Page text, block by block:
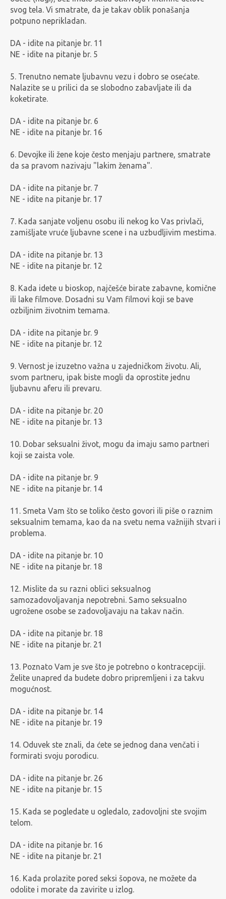
svog tela. Vi smatrate, da je takav oblik ponašanja
potpuno neprikladan.
DA - idite na pitanje br. 11
NE - idite na pitanje br. 5
5. Trenutno nemate ljubavnu vezu i dobro se osećate.
Nalazite se u prilici da se slobodno zabavljate ili da
koketirate.
DA - idite na pitanje br. 6
NE - idite na pitanje br. 16
6. Devojke ili žene koje često menjaju partnere, smatrate
da sa pravom nazivaju "lakim ženama".
DA - idite na pitanje br. 7
NE - idite na pitanje br. 17
7. Kada sanjate voljenu osobu ili nekog ko Vas privlači,
zamišljate vruće ljubavne scene i na uzbudljivim mestima.
DA - idite na pitanje br. 13
NE - idite na pitanje br. 12
8. Kada idete u bioskop, najčešće birate zabavne, komične
ili lake filmove. Dosadni su Vam filmovi koji se bave
ozbiljnim životnim temama.
DA - idite na pitanje br. 9
NE - idite na pitanje br. 12
9. Vernost je izuzetno važna u zajedničkom životu. Ali,
svom partneru, ipak biste mogli da oprostite jednu
ljubavnu aferu ili prevaru.
DA - idite na pitanje br. 20
NE - idite na pitanje br. 13
10. Dobar seksualni život, mogu da imaju samo partneri
koji se zaista vole.
DA - idite na pitanje br. 9
NE - idite na pitanje br. 14
11. Smeta Vam što se toliko često govori ili piše o raznim
seksualnim temama, kao da na svetu nema važnijih stvari i
problema.
DA - idite na pitanje br. 10
NE - idite na pitanje br. 18
12. Mislite da su razni oblici seksualnog
samozadovoljavanja nepotrebni. Samo seksualno
ugrožene osobe se zadovoljavaju na takav način.
DA - idite na pitanje br. 18
NE - idite na pitanje br. 21
13. Poznato Vam je sve što je potrebno o kontracepciji.
Želite unapred da budete dobro pripremljeni i za takvu
mogućnost.
DA - idite na pitanje br. 14
NE - idite na pitanje br. 19
14. Oduvek ste znali, da ćete se jednog dana venčati i
formirati svoju porodicu.
DA - idite na pitanje br. 26
NE - idite na pitanje br. 15
15. Kada se pogledate u ogledalo, zadovoljni ste svojim
telom.
DA - idite na pitanje br. 16
NE - idite na pitanje br. 21
16. Kada prolazite pored seksi šopova, ne možete da
odolite i morate da zavirite u izlog.